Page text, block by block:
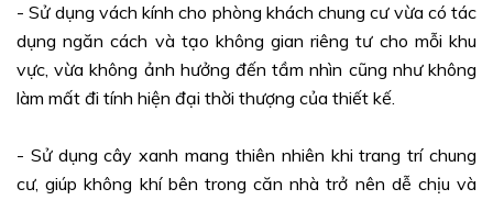
- Sử dụng vách kính cho phòng khách chung cư vừa có tác
dụng ngăn cách và tạo không gian riêng tư cho mỗi khu
vực, vừa không ảnh hưởng đến tầm nhìn cũng như không
làm mất đi tính hiện đại thời thượng của thiết kế.
- Sử dụng cây xanh mang thiên nhiên khi trang trí chung
cư, giúp không khí bên trong căn nhà trở nên dễ chịu và